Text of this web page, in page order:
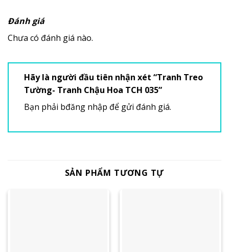
Đánh giá
Chưa có đánh giá nào.
Hãy là người đầu tiên nhận xét “Tranh Treo
Tường- Tranh Chậu Hoa TCH 035”
Bạn phải bđăng nhập để gửi đánh giá.
SẢN PHẨM TƯƠNG TỰ